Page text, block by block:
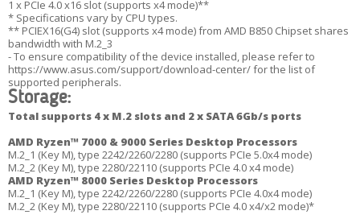
1 x PCIe 4.0 x16 slot (supports x4 mode)**
* Specifications vary by CPU types.
** PCIEX16(G4) slot (supports x4 mode) from AMD B850 Chipset shares
bandwidth with M.2_3
- To ensure compatibility of the device installed, please refer to
https://www.asus.com/support/download-center/ for the list of
supported peripherals.
Storage:
Total supports 4 x M.2 slots and 2 x SATA 6Gb/s ports
AMD Ryzen™ 7000 & 9000 Series Desktop Processors
M.2_1 (Key M), type 2242/2260/2280 (supports PCIe 5.0x4 mode)
M.2_2 (Key M), type 2280/22110 (supports PCIe 4.0 x4 mode)
AMD Ryzen™ 8000 Series Desktop Processors
M.2_1 (Key M), type 2242/2260/2280 (supports PCIe 4.0x4 mode)
M.2_2 (Key M), type 2280/22110 (supports PCIe 4.0 x4/x2 mode)*